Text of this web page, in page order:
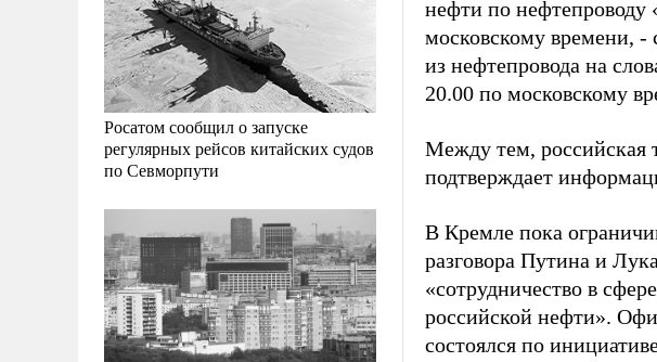
Росатом сообщил о запуске
регулярных рейсов китайских судов
по Севморпути
нефти по нефтепроводу
московскому времени, -
из нефтепровода на
20.00 по московскому
Между тем, российская
подтверждает
В Кремле пока
разговора Путина и
«сотрудничество в
российской нефти».
состоялся по